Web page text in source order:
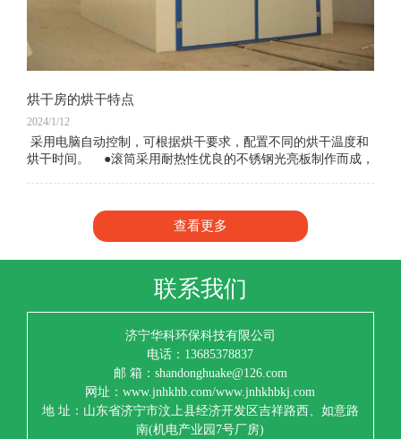
烘干房的烘干特点
2024/1/12
采用电脑自动控制，可根据烘干要求，配置不同的烘干温度和
烘干时间。 ●滚筒采用耐热性优良的不锈钢光亮板制作而成，
查看更多
联系我们
济宁华科环保科技有限公司
电话：13685378837
邮 箱：shandonghuake@126.com
网址：www.jnhkhb.com/www.jnhkhbkj.com
地 址：山东省济宁市汶上县经济开发区吉祥路西、如意路
南(机电产业园7号厂房)